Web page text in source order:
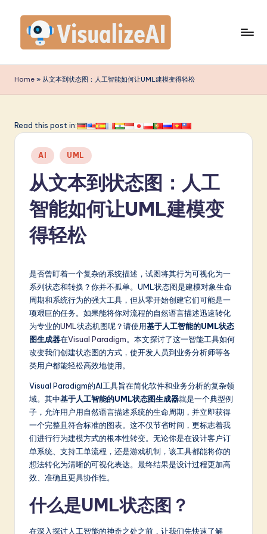
content
is
u
li
A
S
m
p
fi
C
hi
-
Home » 从文本到状态图：人工智能如何让UML建模变得轻松
Read this post in:
Posted
in
AI UML
从文本到状态图：人工
智能如何让UML建模变
得轻松
是否曾盯着一个复杂的系统描述，试图将其行为可视化为一
系列状态和转换？你并不孤单。UML状态图是建模对象生命
周期和系统行为的强大工具，但从零开始创建它们可能是一
项艰巨的任务。如果能将你对流程的自然语言描述迅速转化
为专业的UML 状态机图呢？请使用基于人工智能的UML状态
图生成器在Visual Paradigm。本文探讨了这一智能工具如何
改变我们创建状态图的方式，使开发人员到业务分析师等各
类用户都能轻松高效地使用。
Visual Paradigm的AI工具旨在简化软件和业务分析的复杂领
域。其中基于人工智能的UML状态图生成器就是一个典型例
子，允许用户用自然语言描述系统的生命周期，并立即获得
一个完整且符合标准的图表。这不仅节省时间，更标志着我
们进行行为建模方式的根本性转变。无论你是在设计客户订
单系统、支持工单流程，还是游戏机制，该工具都能将你的
想法转化为清晰的可视化表达。最终结果是设计过程更加高
效、准确且更具协作性。
什么是UML状态图？
在深入探讨人工智能的神奇之处之前，让我们先快速了解